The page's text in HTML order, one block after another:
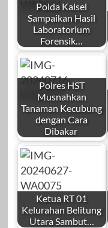
Polda Kalsel
Sampaikan Hasil
Laboratorium
Forensik…
Polres HST
Musnahkan
Tanaman Kecubung
dengan Cara
Dibakar
Ketua RT 01
Kelurahan Belitung
Utara Sambut…